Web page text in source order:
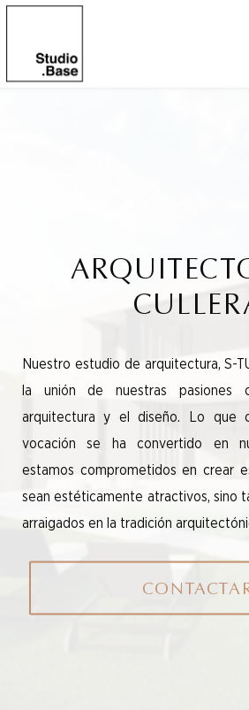
Nuestro estudio de arquitectura, S-
la unión de nuestras pasiones
arquitectura y el diseño. Lo que
vocación se ha convertido en
estamos comprometidos en crear
sean estéticamente atractivos, sino
arraigados en la tradición